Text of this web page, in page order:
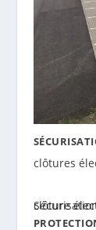
clôtures